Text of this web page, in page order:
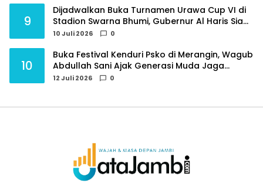
9
Dijadwalkan Buka Turnamen Urawa Cup VI di
Stadion Swarna Bhumi, Gubernur Al Haris Siap
Berlaga Lawan Tim Urawa
10 Juli 2026 0
10
Buka Festival Kenduri Psko di Merangin, Wagub
Abdullah Sani Ajak Generasi Muda Jaga
Budaya dan Jauhi Narkoba
12 Juli 2026 0